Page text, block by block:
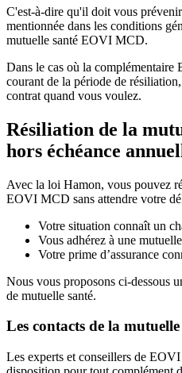
C'est-à-dire qu'il doit vous
mentionnée dans les conditions
mutuelle santé EOVI MCD.
Dans le cas où la
courant de la période de
contrat quand vous voulez.
Résiliation de la
hors échéance
Avec la loi Hamon, vous pouvez
EOVI MCD sans attendre votre
Votre situation connaît un
Vous adhérez à une
Votre prime d’assurance
Nous vous proposons ci-dessous
de mutuelle santé.
Les contacts de la
Les experts et conseillers de